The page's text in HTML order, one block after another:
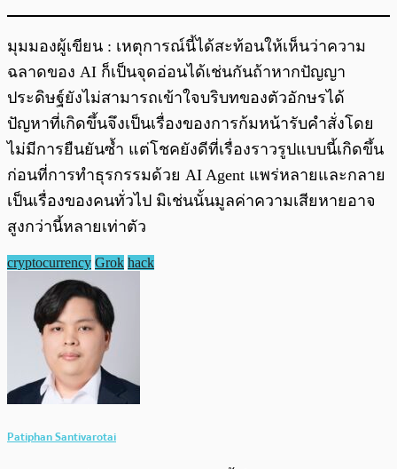
มุมมองผู้เขียน : เหตุการณ์นี้ได้สะท้อนให้เห็นว่าความ
ฉลาดของ AI ก็เป็นจุดอ่อนได้เช่นกันถ้าหากปัญญา
ประดิษฐ์ยังไม่สามารถเข้าใจบริบทของตัวอักษรได้
ปัญหาที่เกิดขึ้นจึงเป็นเรื่องของการก้มหน้ารับคำสั่งโดย
ไม่มีการยืนยันซ้ำ แต่โชคยังดีที่เรื่องราวรูปแบบนี้เกิดขึ้น
ก่อนที่การทำธุรกรรมด้วย AI Agent แพร่หลายและกลาย
เป็นเรื่องของคนทั่วไป มิเช่นนั้นมูลค่าความเสียหายอาจ
สูงกว่านี้หลายเท่าตัว
cryptocurrency Grok hack
Patiphan Santivarotai